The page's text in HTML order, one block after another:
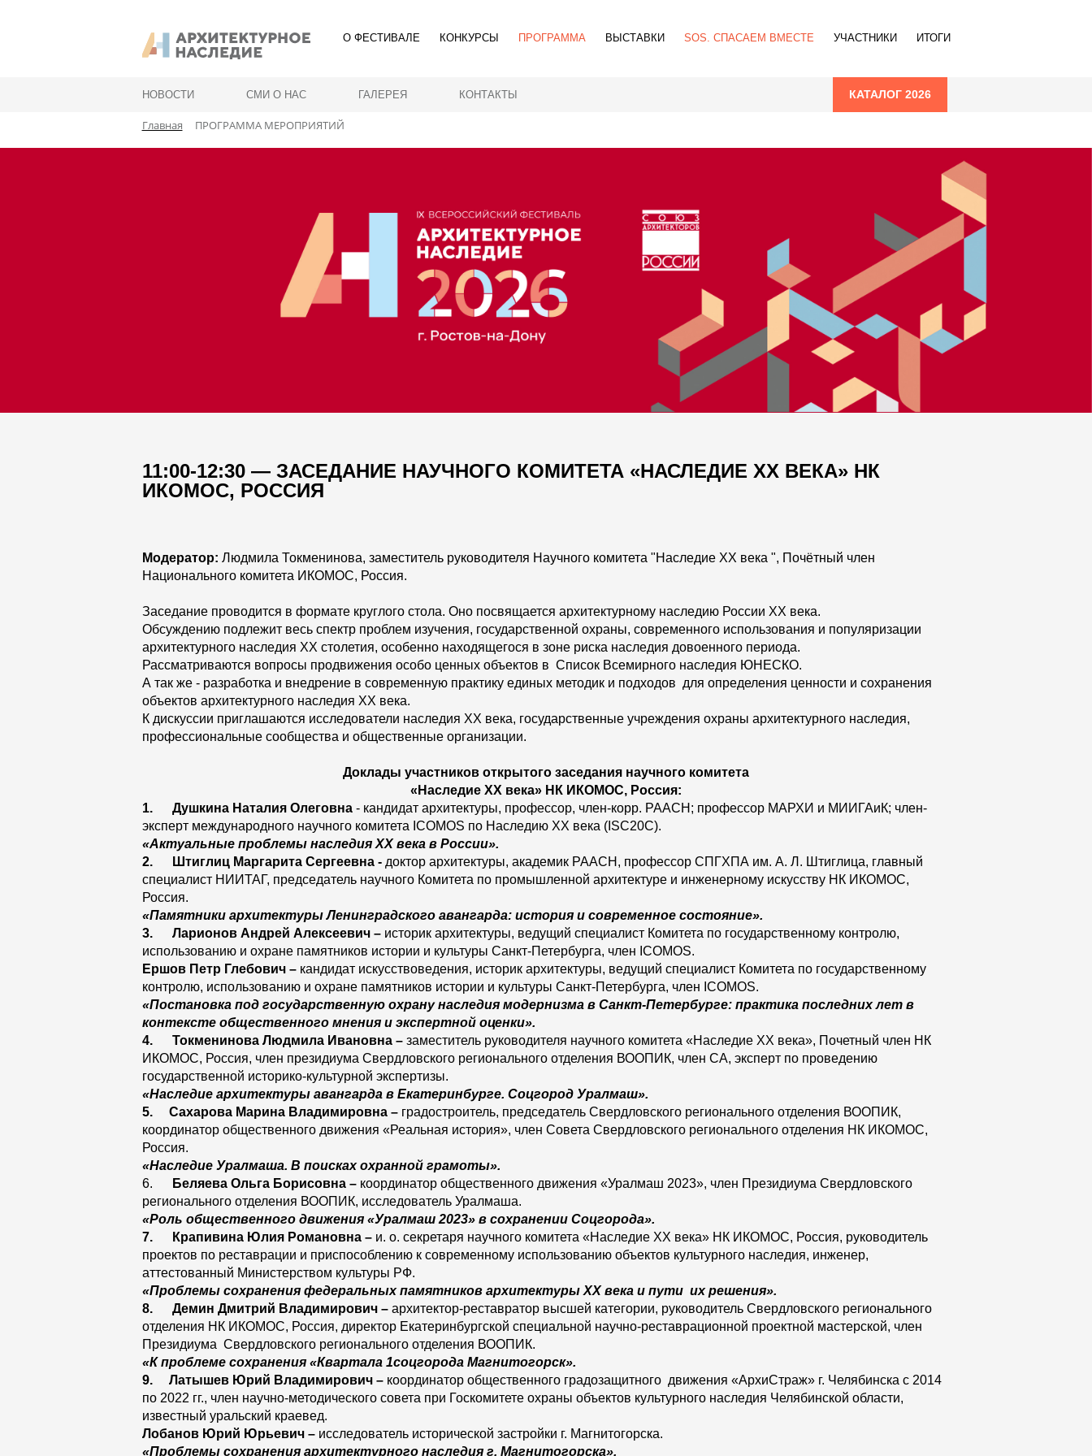
О ФЕСТИВАЛЕ КОНКУРСЫ ПРОГРАММА ВЫСТАВКИ SOS. СПАСАЕМ ВМЕСТЕ УЧАСТНИКИ ИТОГИ
НОВОСТИ СМИ О НАС ГАЛЕРЕЯ КОНТАКТЫ КАТАЛОГ 2026
Главная ПРОГРАММА МЕРОПРИЯТИЙ
11:00-12:30 — ЗАСЕДАНИЕ НАУЧНОГО КОМИТЕТА «НАСЛЕДИЕ ХХ ВЕКА» НК
ИКОМОС, РОССИЯ
Модератор: Людмила Токменинова, заместитель руководителя Научного комитета "Наследие ХХ века ", Почётный член
Национального комитета ИКОМОС, Россия.
Заседание проводится в формате круглого стола. Оно посвящается архитектурному наследию России ХХ века.
Обсуждению подлежит весь спектр проблем изучения, государственной охраны, современного использования и популяризации
архитектурного наследия ХХ столетия, особенно находящегося в зоне риска наследия довоенного периода.
Рассматриваются вопросы продвижения особо ценных объектов в Список Всемирного наследия ЮНЕСКО.
А так же - разработка и внедрение в современную практику единых методик и подходов для определения ценности и сохранения
объектов архитектурного наследия ХХ века.
К дискуссии приглашаются исследователи наследия ХХ века, государственные учреждения охраны архитектурного наследия,
профессиональные сообщества и общественные организации.
Доклады участников открытого заседания научного комитета
«Наследие ХХ века» НК ИКОМОС, Россия:
1. Душкина Наталия Олеговна- кандидат архитектуры, профессор, член-корр. РААСН; профессор МАРХИ и МИИГАиК; член-
эксперт международного научного комитета ICOMOS по Наследию ХХ века (ISC20C).
«Актуальные проблемы наследия ХХ века в России».
2.
Штиглиц Маргарита Сергеевна- доктор архитектуры, академик РААСН, профессор СПГХПА им. А. Л. Штиглица, главный
специалист НИИТАГ, председатель научного Комитета по промышленной архитектуре и инженерному искусству НК ИКОМОС,
Россия.
«Памятники архитектуры Ленинградского авангарда: история и современное состояние».
3. Ларионов Андрей Алексеевич– историк архитектуры, ведущий специалист Комитета по государственному контролю,
использованию и охране памятников истории и культуры Санкт-Петербурга, член ICOMOS.
Ершов Петр Глебович – кандидат искусствоведения, историк архитектуры, ведущий специалист Комитета по государственному
контролю, использованию и охране памятников истории и культуры Санкт-Петербурга, член ICOMOS.
«Постановка под государственную охрану наследия модернизма в Санкт-Петербурге: практика последних лет в
контексте общественного мнения и экспертной оценки».
4. Токменинова Людмила Ивановна – заместитель руководителя научного комитета «Наследие ХХ века», Почетный член НК
ИКОМОС, Россия, член президиума Свердловского регионального отделения ВООПИК, член СА, эксперт по проведению
государственной историко-культурной экспертизы.
«Наследие архитектуры авангарда в Екатеринбурге. Соцгород Уралмаш».
5. Сахарова Марина Владимировна – градостроитель, председатель Свердловского регионального отделения ВООПИК,
координатор общественного движения «Реальная история», член Совета Свердловского регионального отделения НК ИКОМОС,
Россия.
«Наследие Уралмаша. В поисках охранной грамоты».
6.
Беляева Ольга Борисовна – координатор общественного движения «Уралмаш 2023», член Президиума Свердловского
регионального отделения ВООПИК, исследователь Уралмаша.
«Роль общественного движения «Уралмаш 2023» в сохранении Соцгорода».
7.
Крапивина Юлия Романовна– и. о. секретаря научного комитета «Наследие ХХ века» НК ИКОМОС, Россия, руководитель
проектов по реставрации и приспособлению к современному использованию объектов культурного наследия, инженер,
аттестованный Министерством культуры РФ.
«Проблемы сохранения федеральных памятников архитектуры ХХ века и пути их решения».
8. Демин Дмитрий Владимирович– архитектор-реставратор высшей категории, руководитель Свердловского регионального
отделения НК ИКОМОС, Россия, директор Екатеринбургской специальной научно-реставрационной проектной мастерской, член
Президиума Свердловского регионального отделения ВООПИК.
«К проблеме сохранения «Квартала 1соцгорода Магнитогорск».
9. Латышев Юрий Владимирович– координатор общественного градозащитного движения «АрхиСтраж» г. Челябинска с 2014
по 2022 гг., член научно-методического совета при Госкомитете охраны объектов культурного наследия Челябинской области,
известный уральский краевед.
Лобанов Юрий Юрьевич – исследователь исторической застройки г. Магнитогорска.
«Проблемы сохранения архитектурного наследия г. Магнитогорска».